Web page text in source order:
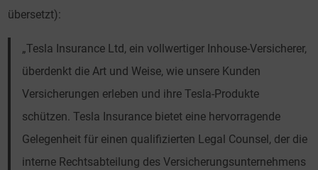
übersetzt):
„Tesla Insurance Ltd, ein vollwertiger Inhouse-Versicherer,
überdenkt die Art und Weise, wie unsere Kunden
Versicherungen erleben und ihre Tesla-Produkte
schützen. Tesla Insurance bietet eine hervorragende
Gelegenheit für einen qualifizierten Legal Counsel, der die
interne Rechtsabteilung des Versicherungsunternehmens